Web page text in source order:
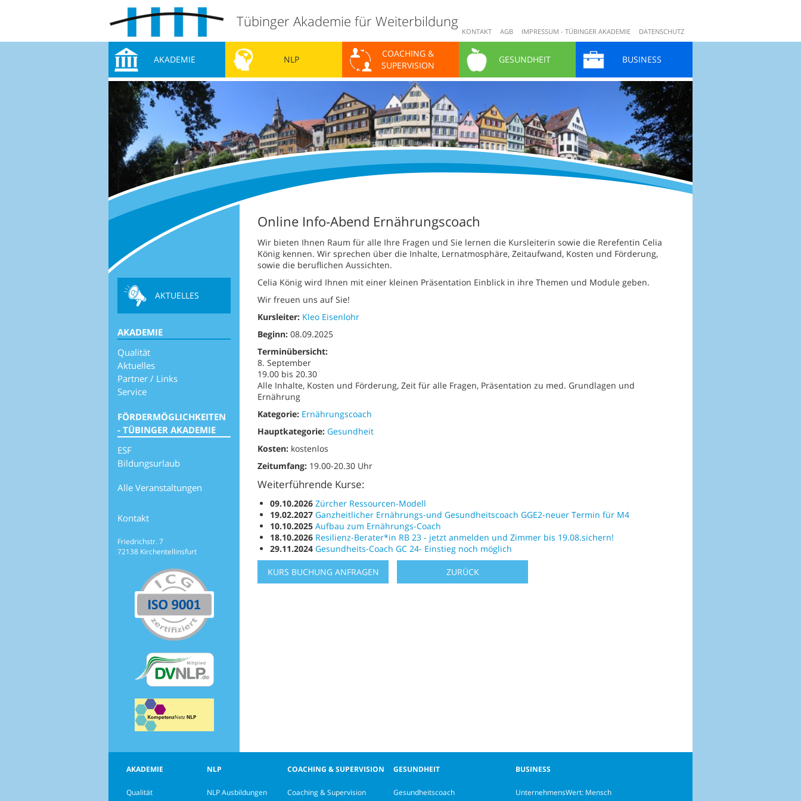
Tübinger Akademie für Weiterbildung
KONTAKT AGB IMPRESSUM - TÜBINGER AKADEMIE DATENSCHUTZ
AKADEMIE NLP
COACHING &
SUPERVISION
GESUNDHEIT BUSINESS
Online Info-Abend Ernährungscoach
Wir bieten Ihnen Raum für alle Ihre Fragen und Sie lernen die Kursleiterin sowie die Rerefentin Celia
König kennen. Wir sprechen über die Inhalte, Lernatmosphäre, Zeitaufwand, Kosten und Förderung,
sowie die beruflichen Aussichten.
Celia König wird Ihnen mit einer kleinen Präsentation Einblick in ihre Themen und Module geben.
Wir freuen uns auf Sie!
Kursleiter: Kleo Eisenlohr
Beginn: 08.09.2025
Terminübersicht:
8. September
19.00 bis 20.30
Alle Inhalte, Kosten und Förderung, Zeit für alle Fragen, Präsentation zu med. Grundlagen und
Ernährung
Kategorie: Ernährungscoach
Hauptkategorie: Gesundheit
Kosten: kostenlos
Zeitumfang: 19.00-20.30 Uhr
Weiterführende Kurse:
09.10.2026 Zürcher Ressourcen-Modell
19.02.2027 Ganzheitlicher Ernährungs-und Gesundheitscoach GGE2-neuer Termin für M4
10.10.2025 Aufbau zum Ernährungs-Coach
18.10.2026 Resilienz-Berater*in RB 23 - jetzt anmelden und Zimmer bis 19.08.sichern!
29.11.2024 Gesundheits-Coach GC 24- Einstieg noch möglich
KURS BUCHUNG ANFRAGEN ZURÜCK
AKTUELLES
AKADEMIE
Qualität
Aktuelles
Partner / Links
Service
FÖRDERMÖGLICHKEITEN
- TÜBINGER AKADEMIE
ESF
Bildungsurlaub
Alle Veranstaltungen
Kontakt
Friedrichstr. 7
72138 Kirchentellinsfurt
AKADEMIE
Qualität
NLP
NLP Ausbildungen
COACHING & SUPERVISION
Coaching & Supervision
GESUNDHEIT
Gesundheitscoach
BUSINESS
UnternehmensWert: Mensch